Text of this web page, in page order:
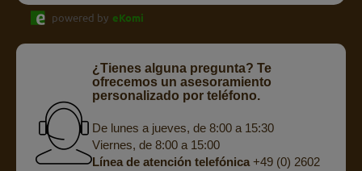
powered by eKomi
¿Tienes alguna pregunta? Te
ofrecemos un asesoramiento
personalizado por teléfono.
De lunes a jueves, de 8:00 a 15:30
Viernes, de 8:00 a 15:00
Línea de atención telefónica+49 (0) 2602